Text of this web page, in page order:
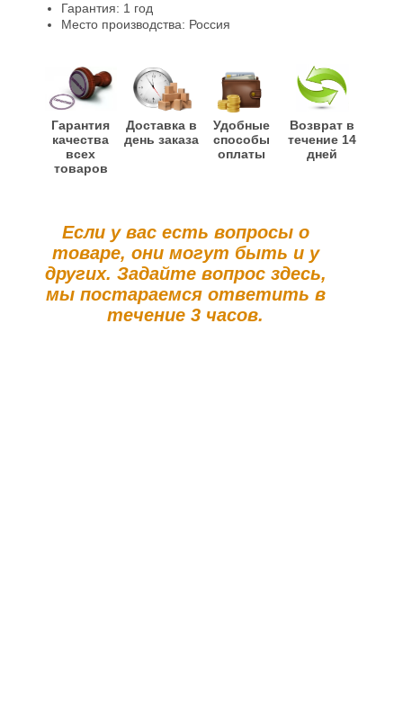
Гарантия: 1 год
Место производства: Россия
Гарантия
качества
всех
товаров
Доставка в
день заказа
Удобные
способы
оплаты
Возврат в
течение 14
дней
Если у вас есть вопросы о
товаре, они могут быть и у
других. Задайте вопрос здесь,
мы постараемся ответить в
течение 3 часов.